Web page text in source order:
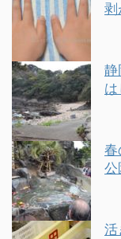
剥
静
春
公
活